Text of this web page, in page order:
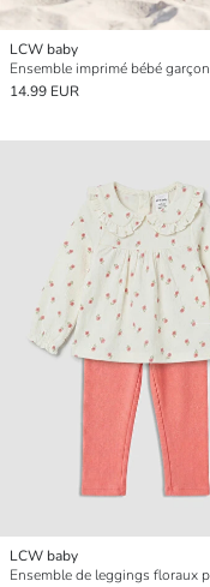
LCW baby
Ensemble imprimé bébé garçon
14.99 EUR
LCW baby